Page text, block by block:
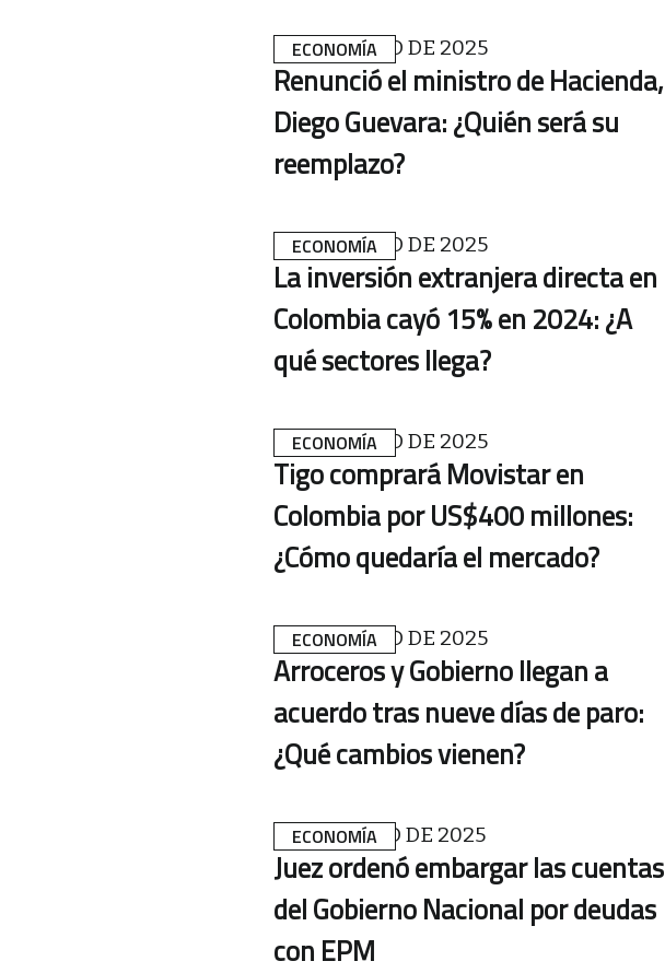
ECONOMÍA
19 DE MARZO DE 2025
Renunció el ministro de Hacienda,
Diego Guevara: ¿Quién será su
reemplazo?
ECONOMÍA
18 DE MARZO DE 2025
La inversión extranjera directa en
Colombia cayó 15% en 2024: ¿A
qué sectores llega?
ECONOMÍA
13 DE MARZO DE 2025
Tigo comprará Movistar en
Colombia por US$400 millones:
¿Cómo quedaría el mercado?
ECONOMÍA
12 DE MARZO DE 2025
Arroceros y Gobierno llegan a
acuerdo tras nueve días de paro:
¿Qué cambios vienen?
ECONOMÍA
11 DE MARZO DE 2025
Juez ordenó embargar las cuentas
del Gobierno Nacional por deudas
con EPM